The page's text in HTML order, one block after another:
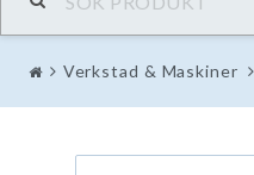
Verkstad & Maskiner